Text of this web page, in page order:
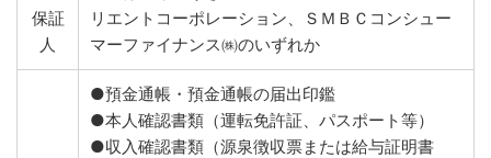
保証
人
リエントコーポレーション、ＳＭＢＣコンシュー
マーファイナンス㈱のいずれか
●預金通帳・預金通帳の届出印鑑
●本人確認書類（運転免許証、パスポート等）
●収入確認書類（源泉徴収票または給与証明書